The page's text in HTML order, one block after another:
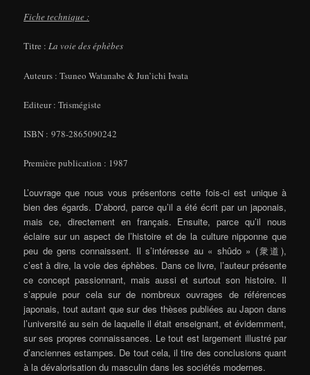
Fiche technique :
Titre : La voie des éphèbes
Auteurs : Tsuneo Watanabe & Jun’ichi Iwata
Editeur : Trismégiste
ISBN : 978-2865090242
Première publication : 1987
L’ouvrage que nous vous présentons cette fois-ci est unique à
bien des égards. D’abord, parce qu’il a été écrit par un japonais,
mais ce, directement en français. Ensuite, parce qu’il nous
éclaire sur un aspect de l’histoire et de la culture nipponne que
peu de gens connaissent. Il s’intéresse au « shûdo » (衆道),
c’est à dire, la voie des éphèbes. Dans ce livre, l’auteur présente
ce concept passionnant, mais aussi et surtout son histoire. Il
s’appuie pour cela sur de nombreux ouvrages de références
japonais, tout autant que sur des thèses publiées au Japon dans
l’université au sein de laquelle il était enseignant, et évidemment,
sur ses propres connaissances. Le tout est largement illustré par
d’anciennes estampes. De tout cela, il tire des conclusions quant
à la dévalorisation du masculin dans les sociétés modernes.